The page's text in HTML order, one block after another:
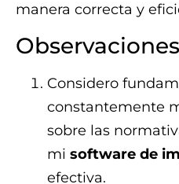
manera correcta y
Observaciones
Considero
constantemente
sobre las
mi software de
efectiva.